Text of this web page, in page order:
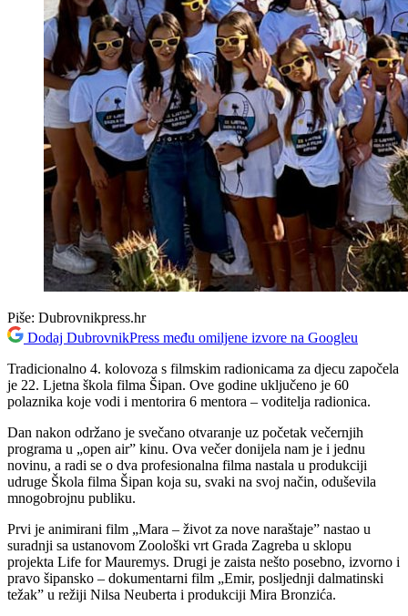
Piše: Dubrovnikpress.hr
Dodaj DubrovnikPress među omiljene izvore na Googleu
Tradicionalno 4. kolovoza s filmskim radionicama za djecu započela
je 22. Ljetna škola filma Šipan. Ove godine uključeno je 60
polaznika koje vodi i mentorira 6 mentora – voditelja radionica.
Dan nakon održano je svečano otvaranje uz početak večernjih
programa u „open air” kinu. Ova večer donijela nam je i jednu
novinu, a radi se o dva profesionalna filma nastala u produkciji
udruge Škola filma Šipan koja su, svaki na svoj način, oduševila
mnogobrojnu publiku.
Prvi je animirani film „Mara – život za nove naraštaje” nastao u
suradnji sa ustanovom Zoološki vrt Grada Zagreba u sklopu
projekta Life for Mauremys. Drugi je zaista nešto posebno, izvorno i
pravo šipansko – dokumentarni film „Emir, posljednji dalmatinski
težak” u režiji Nilsa Neuberta i produkciji Mira Bronzića.